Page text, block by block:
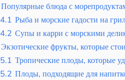
Популярные блюда с
4.1 Рыба и морские гадости на
4.2 Супы и карри с морскими
Экзотические фрукты, которые
5.1 Тропические плоды, которые
5.2 Плоды, подходящие для